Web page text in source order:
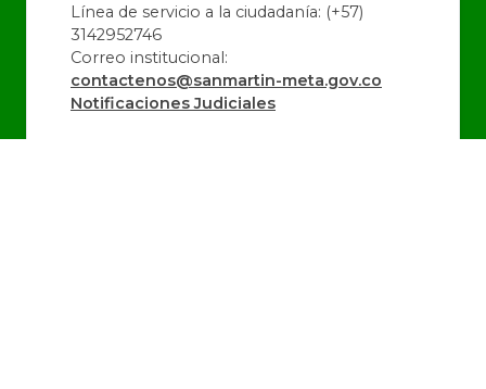
Línea de servicio a la ciudadanía: (+57)
3142952746
Correo institucional:
contactenos@sanmartin-meta.gov.co
Notificaciones Judiciales